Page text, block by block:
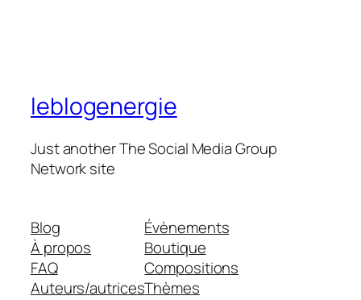
leblogenergie
Just another The Social Media Group
Network site
Blog
À propos
FAQ
Auteurs/autrices
Évènements
Boutique
Compositions
Thèmes